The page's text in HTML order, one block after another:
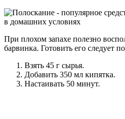
При плохом запахе полезно
барвинка. Готовить его следует
Взять 45 г сырья.
Добавить 350 мл кипятка.
Настаивать 50 минут.